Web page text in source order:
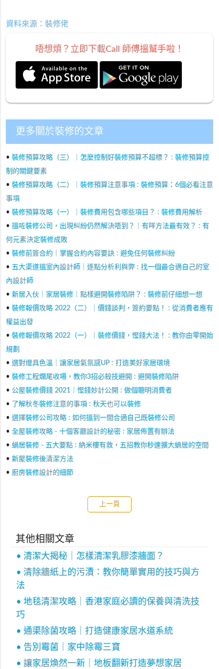
資料來源：裝修佬
唔想煩？立即下載Call 師傅搵幫手啦！
更多關於裝修的文章
• 裝修預算攻略（三）｜怎麼控制好裝修預算不超標？ : 裝修預算控
制的關鍵要素
• 裝修預算攻略（二）｜裝修預算注意事項 : 裝修預算：6個必看注意
事項
• 裝修預算攻略（一）｜裝修費用包含哪些項目？ : 裝修費用解析
• 搵咗裝修公司，出現糾紛仍然解決唔到？｜有咩方法最有效？ : 有
何元素決定裝修成敗
• 裝修前簽合約｜掌握合約內容要訣 : 避免任何裝修糾紛
• 五大渠道搵室內設計師｜逐點分析利與弊 : 找一個最合適自己的室
內設計師
• 新居入伙｜家居裝修｜點樣避開裝修陷阱？ : 裝修前仔細想一想
• 裝修報價攻略 2022（二）｜價錢談判，簽約要點！ : 從消費者應有
權益出發
• 裝修報價攻略 2022（一）｜裝修價錢，慳錢大法！ : 教你由零開始
規劃
• 選對燈具色溫｜讓家居氣氛感UP : 打造美好家居環境
• 裝修工程爛尾收場，教你3招必殺技避開 : 避開裝修陷阱
• 公屋裝修價錢 2021｜慳錢妙計公開 : 做個聰明消費者
•
了解秋冬裝修注意的事項 : 秋天也可以裝修
• 選擇裝修公司攻略 : 如何搵到一間合適自己既裝修公司
• 全屋裝修攻略 - 十個客廳設計的秘密 : 家居佈置有辦法
• 蝸居裝修 - 五大要點 : 納米樓有救，五招教你秒速擴大蝸居的空間
• 新屋裝修後清潔方法
• 廚房裝修設計的細節
上一頁
其他相關文章
• 清潔大揭秘｜怎樣清潔乳膠漆牆面？
• 清除牆紙上的污漬：教你簡單實用的技巧與方
法
• 地毯清潔攻略｜香港家庭必讀的保養與清洗技
巧
• 通渠除菌攻略｜打造健康家居水道系統
• 告別霉菌｜家中除霉三寶
• 讓家居煥然一新｜地板翻新打造夢想家居